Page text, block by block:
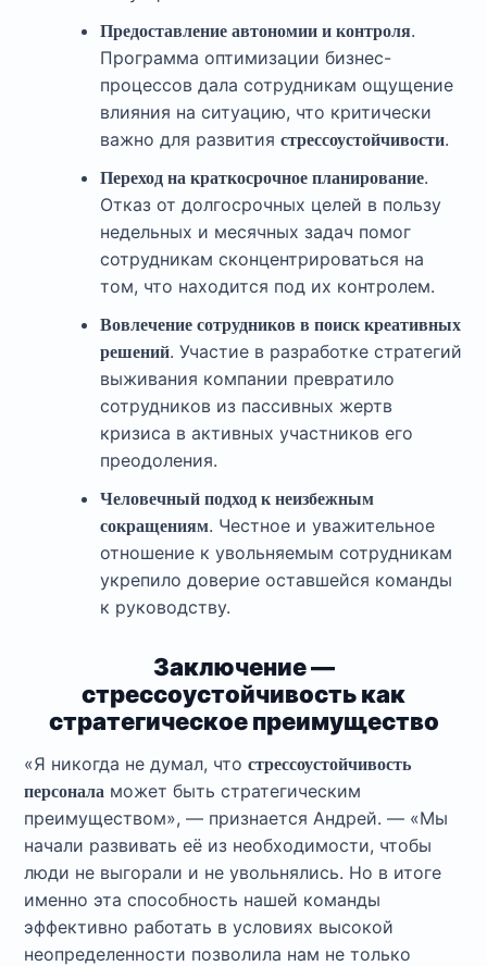
Предоставление автономии и контроля.
Программа оптимизации бизнес-
процессов дала сотрудникам ощущение
влияния на ситуацию, что критически
важно для развития стрессоустойчивости.
Переход на краткосрочное планирование.
Отказ от долгосрочных целей в пользу
недельных и месячных задач помог
сотрудникам сконцентрироваться на
том, что находится под их контролем.
Вовлечение сотрудников в поиск креативных
решений. Участие в разработке стратегий
выживания компании превратило
сотрудников из пассивных жертв
кризиса в активных участников его
преодоления.
Человечный подход к неизбежным
сокращениям. Честное и уважительное
отношение к увольняемым сотрудникам
укрепило доверие оставшейся команды
к руководству.
Заключение —
стрессоустойчивость как
стратегическое преимущество
«Я никогда не думал, что стрессоустойчивость
персонала может быть стратегическим
преимуществом», — признается Андрей. — «Мы
начали развивать её из необходимости, чтобы
люди не выгорали и не увольнялись. Но в итоге
именно эта способность нашей команды
эффективно работать в условиях высокой
неопределенности позволила нам не только